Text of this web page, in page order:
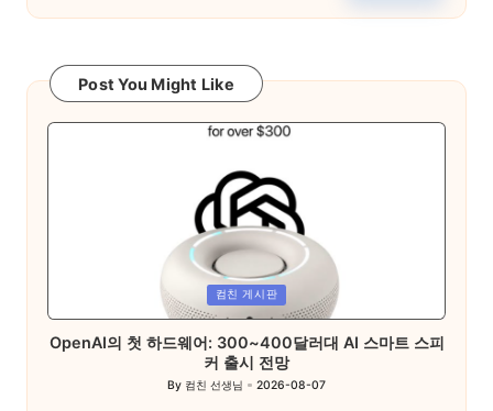
Post You Might Like
in
컴친 게시판
OpenAI의 첫 하드웨어: 300~400달러대 AI 스마트 스피
커 출시 전망
Posted
By 컴친 선생님 2026-08-07